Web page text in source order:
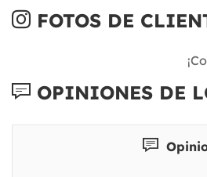
FOTOS DE
OPINIONES DE